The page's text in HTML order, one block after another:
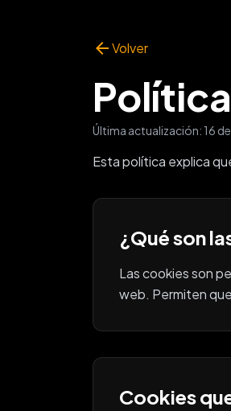
arrow_backVolver
Última actualización: 16
Esta política explica
¿Qué son
Las cookies son
web. Permiten
Cookies